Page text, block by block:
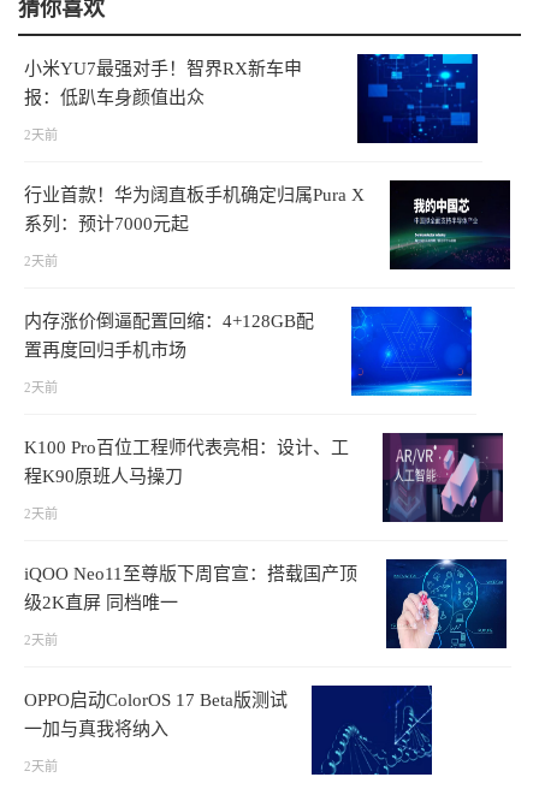
猜你喜欢
小米YU7最强对手！智界RX新车申
报：低趴车身颜值出众
2天前
行业首款！华为阔直板手机确定归属Pura X
系列：预计7000元起
2天前
内存涨价倒逼配置回缩：4+128GB配
置再度回归手机市场
2天前
K100 Pro百位工程师代表亮相：设计、工
程K90原班人马操刀
2天前
iQOO Neo11至尊版下周官宣：搭载国产顶
级2K直屏 同档唯一
2天前
OPPO启动ColorOS 17 Beta版测试
一加与真我将纳入
2天前